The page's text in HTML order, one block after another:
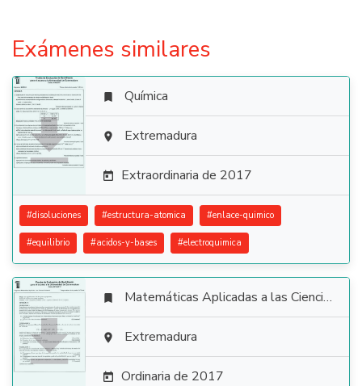
Exámenes similares

 Química
 Extremadura
 Extraordinaria de 2017
#disoluciones #estructura-atomica #enlace-quimico
#equilibrio #acidos-y-bases #electroquimica

 Matemáticas Aplicadas a las Ciencias Sociales
 Extremadura
 Ordinaria de 2017